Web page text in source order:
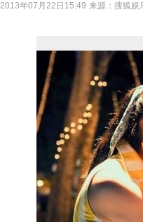
2013年07月22日15:49 来源： 搜狐娱